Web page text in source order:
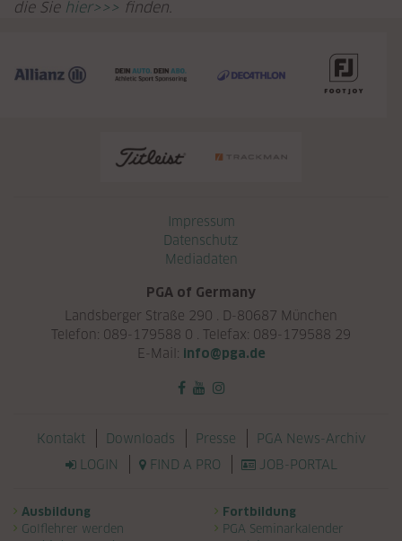
die Sie hier>>> finden.
Impressum
Datenschutz
Mediadaten
PGA of Germany
Landsberger Straße 290 . D-80687 München
Telefon: 089-179588 0 . Telefax: 089-179588 29
E-Mail:
info@pga.de
Navigation überspringen
Kontakt Downloads Presse
PGA News-Archiv
LOGIN
FIND A PRO JOB-PORTAL
Navigation überspringen
Ausbildung
Golflehrer werden
Fortbildung
PGA Seminarkalender